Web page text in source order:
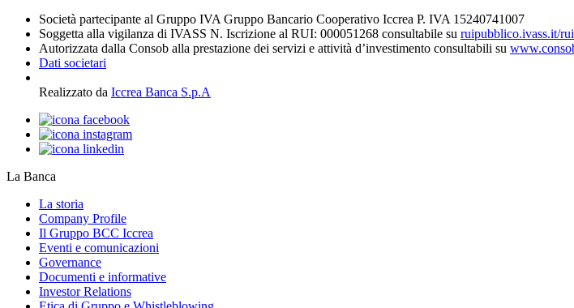
Società partecipante al Gruppo IVA Gruppo Bancario Cooperativo Iccrea P. IVA 15240741007
Soggetta alla vigilanza di IVASS N. Iscrizione al RUI: 000051268 consultabile su ruipubblico.ivass.it/
Autorizzata dalla Consob alla prestazione dei servizi e attività d’investimento consultabili su
Dati societari
Realizzato da Iccrea Banca S.p.A
La Banca
La storia
Company Profile
Il Gruppo BCC Iccrea
Eventi e comunicazioni
Governance
Documenti e informative
Investor Relations